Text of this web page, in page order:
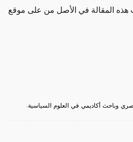
وباحث أكاديمي في العلوم السياسية.
هذه المقالة في الأصل من على موقع